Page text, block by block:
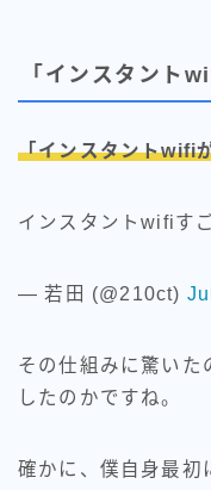
「インスタント
「インスタントwifi
インスタントwifiす
— 若田 (@210ct)
その仕組みに驚いた
したのかですね。
確かに、僕自身最初